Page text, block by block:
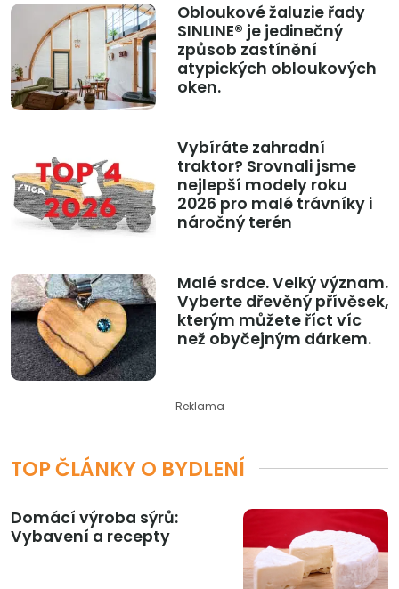
Obloukové žaluzie řady
SINLINE® je jedinečný
způsob zastínění
atypických obloukových
oken.
Vybíráte zahradní
traktor? Srovnali jsme
nejlepší modely roku
2026 pro malé trávníky i
náročný terén
Malé srdce. Velký význam.
Vyberte dřevěný přívěsek,
kterým můžete říct víc
než obyčejným dárkem.
Reklama
TOP ČLÁNKY O BYDLENÍ
Domácí výroba sýrů:
Vybavení a recepty